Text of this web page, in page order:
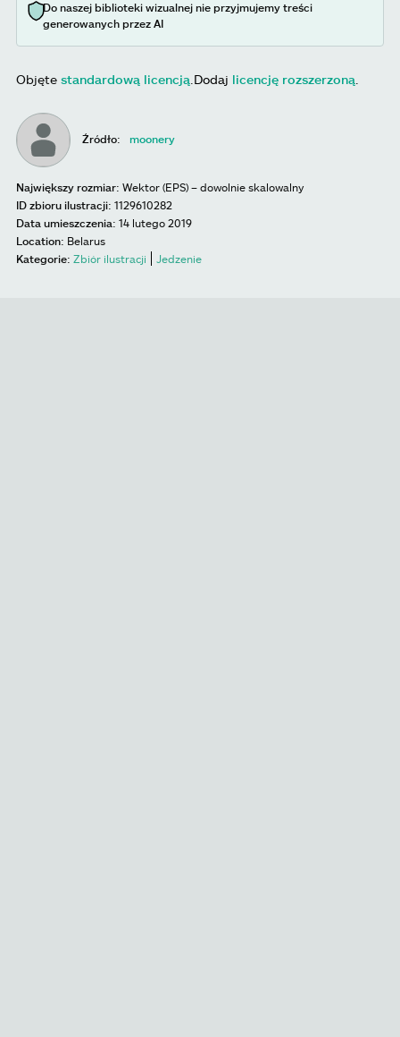
Do naszej biblioteki wizualnej nie przyjmujemy treści
generowanych przez AI
Objęte standardową licencją Dodaj licencję rozszerzoną
Źródło: moonery
Największy rozmiar: Wektor (EPS) – dowolnie skalowalny
ID zbioru ilustracji: 1129610282
Data umieszczenia: 14 lutego 2019
Location: Belarus
Kategorie: Zbiór ilustracji Jedzenie